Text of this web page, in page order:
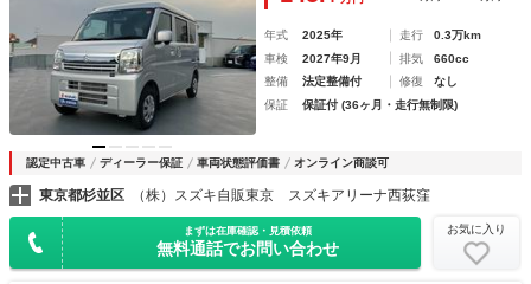
年式 2025年 走行
0.3万km
車検
2027年9月 排気
660cc
整備
法定整備付 修復
なし
保証
保証付 (36ヶ月・走行無制限)
認定中古車 ディーラー保証 車両状態評価書 オンライン商談可
東京都杉並区 （株）スズキ自販東京 スズキアリーナ西荻窪
まずは在庫確認・見積依頼
無料通話でお問い合わせ
お気に入り